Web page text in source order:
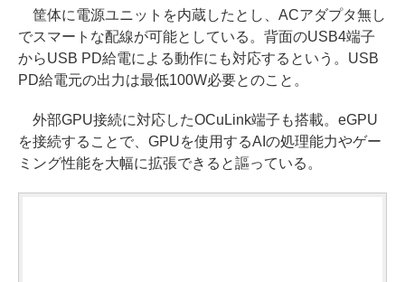
筐体に電源ユニットを内蔵したとし、ACアダプタ無し
でスマートな配線が可能としている。背面のUSB4端子
からUSB PD給電による動作にも対応するという。USB
PD給電元の出力は最低100W必要とのこと。
外部GPU接続に対応したOCuLink端子も搭載。eGPU
を接続することで、GPUを使用するAIの処理能力やゲー
ミング性能を大幅に拡張できると謳っている。